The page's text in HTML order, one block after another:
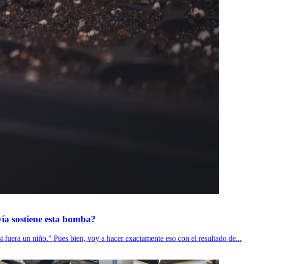
sostiene esta bomba?
un niño." Pues bien, voy a hacer exactamente eso con el resultado de...